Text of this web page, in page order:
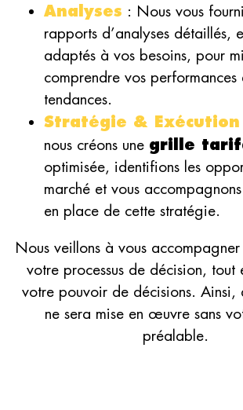
Analyses : Nous vous
rapports d’analyses détaillés,
adaptés à vos besoins, pour
comprendre vos performances
tendances.
Stratégie & Exécution
nous créons une grille
optimisée, identifions les
marché et vous accompagnons
en place de cette stratégie.
Nous veillons à vous
votre processus de décision, tout
votre pouvoir de décisions. Ainsi,
ne sera mise en œuvre sans
préalable.